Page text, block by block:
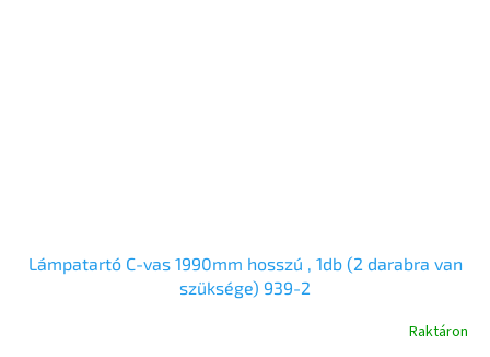
Lámpatartó C-vas 1990mm hosszú , 1db (2 darabra van
szüksége) 939-2
Raktáron